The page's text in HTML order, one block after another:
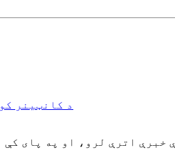
د کانټینر
اترې لرو، او په پای